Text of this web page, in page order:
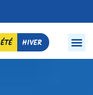
ÉTÉ HIVER